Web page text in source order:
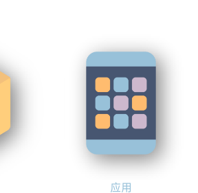
应用